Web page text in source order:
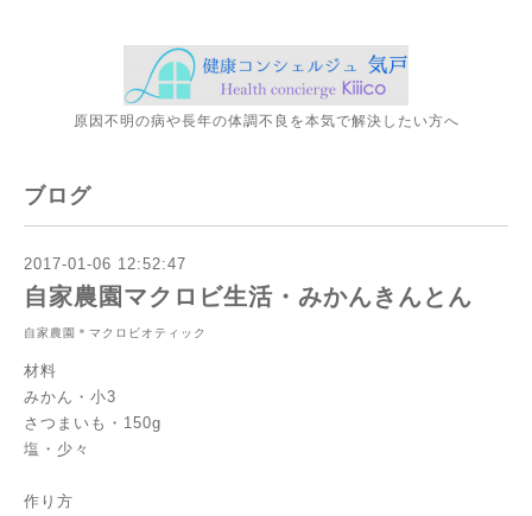
原因不明の病や長年の体調不良を本気で解決したい方へ
ブログ
2017-01-06 12:52:47
自家農園マクロビ生活・みかんきんとん
自家農園＊マクロビオティック
材料
みかん・小3
さつまいも・150g
塩・少々
作り方